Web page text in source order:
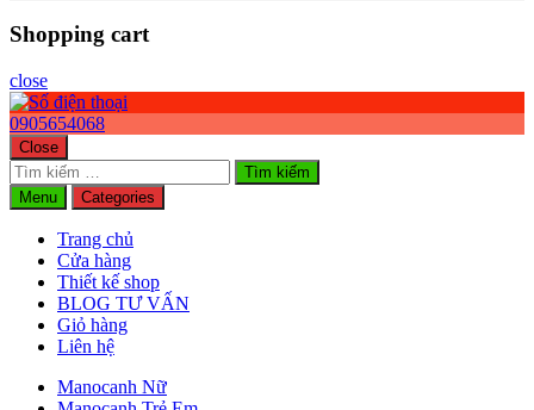
Shopping cart
close
0905654068
Close
Tìm
kiếm
cho:
Menu Categories
Trang chủ
Cửa hàng
Thiết kế shop
BLOG TƯ VẤN
Giỏ hàng
Liên hệ
Manocanh Nữ